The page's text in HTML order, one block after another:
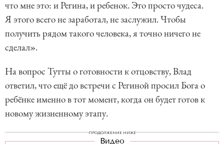
что мне это: и Регина, и ребенок. Это просто чудеса.
Я этого всего не заработал, не заслужил. Чтобы
получить рядом такого человека, я точно ничего не
сделал».
На вопрос Тутты о готовности к отцовству, Влад
ответил, что ещё до встречи с Региной просил Бога о
ребёнке именно в тот момент, когда он будет готов к
новому жизненному этапу.
ПРОДОЛЖЕНИЕ НИЖЕ
Видео